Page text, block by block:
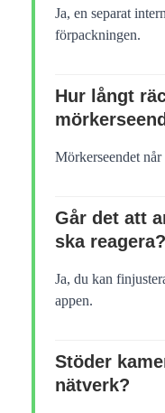
Ja, en separat
förpackningen.
Hur långt
Mörkerseendet
Går det att
ska reagera?
Ja, du kan
appen.
Stöder
nätverk?